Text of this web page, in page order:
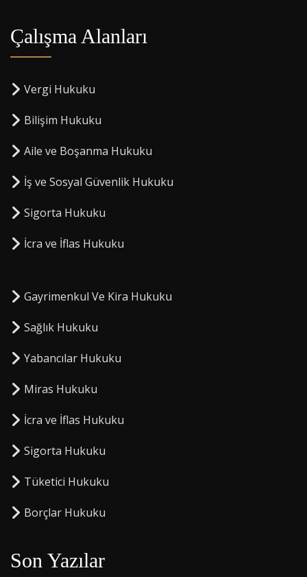
Çalışma Alanları
Vergi Hukuku
Bilişim Hukuku
Aile ve Boşanma Hukuku
İş ve Sosyal Güvenlik Hukuku
Sigorta Hukuku
⁠İcra ve İflas Hukuku
Gayrimenkul Ve Kira Hukuku
Sağlık Hukuku
Yabancılar Hukuku
Miras Hukuku
⁠İcra ve İflas Hukuku
Sigorta Hukuku
⁠Tüketici Hukuku
⁠Borçlar Hukuku
Son Yazılar